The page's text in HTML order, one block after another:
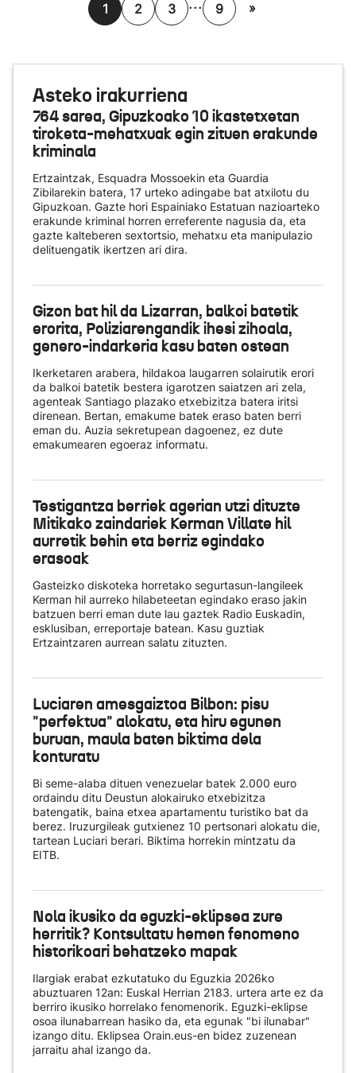
1 2 3 9 »
Asteko irakurriena
764 sarea, Gipuzkoako 10 ikastetxetan
tiroketa-mehatxuak egin zituen erakunde
kriminala
Ertzaintzak, Esquadra Mossoekin eta Guardia
Zibilarekin batera, 17 urteko adingabe bat atxilotu du
Gipuzkoan. Gazte hori Espainiako Estatuan nazioarteko
erakunde kriminal horren erreferente nagusia da, eta
gazte kalteberen sextortsio, mehatxu eta manipulazio
delituengatik ikertzen ari dira.
Gizon bat hil da Lizarran, balkoi batetik
erorita, Poliziarengandik ihesi zihoala,
genero-indarkeria kasu baten ostean
Ikerketaren arabera, hildakoa laugarren solairutik erori
da balkoi batetik bestera igarotzen saiatzen ari zela,
agenteak Santiago plazako etxebizitza batera iritsi
direnean. Bertan, emakume batek eraso baten berri
eman du. Auzia sekretupean dagoenez, ez dute
emakumearen egoeraz informatu.
Testigantza berriek agerian utzi dituzte
Mitikako zaindariek Kerman Villate hil
aurretik behin eta berriz egindako
erasoak
Gasteizko diskoteka horretako segurtasun-langileek
Kerman hil aurreko hilabeteetan egindako eraso jakin
batzuen berri eman dute lau gaztek Radio Euskadin,
esklusiban, erreportaje batean. Kasu guztiak
Ertzaintzaren aurrean salatu zituzten.
Luciaren amesgaiztoa Bilbon: pisu
"perfektua" alokatu, eta hiru egunen
buruan, maula baten biktima dela
konturatu
Bi seme-alaba dituen venezuelar batek 2.000 euro
ordaindu ditu Deustun alokairuko etxebizitza
batengatik, baina etxea apartamentu turistiko bat da
berez. Iruzurgileak gutxienez 10 pertsonari alokatu die,
tartean Luciari berari. Biktima horrekin mintzatu da
EITB.
Nola ikusiko da eguzki-eklipsea zure
herritik? Kontsultatu hemen fenomeno
historikoari behatzeko mapak
Ilargiak erabat ezkutatuko du Eguzkia 2026ko
abuztuaren 12an: Euskal Herrian 2183. urtera arte ez da
berriro ikusiko horrelako fenomenorik. Eguzki-eklipse
osoa ilunabarrean hasiko da, eta egunak "bi ilunabar"
izango ditu. Eklipsea Orain.eus-en bidez zuzenean
jarraitu ahal izango da.